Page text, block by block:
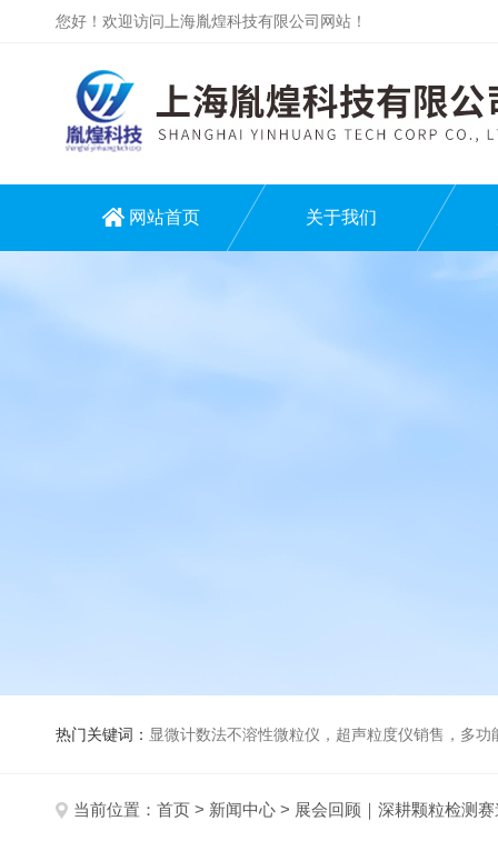
您好！欢迎访问上海胤煌科技有限公司网站！
网站首页 关于我们
热门关键词： 显微计数法不溶性微粒仪，超声粒度仪销售，多功能超声粒度分析仪，粒度及
当前位置： 首页 > 新闻中心 > 展会回顾｜深耕颗粒检测